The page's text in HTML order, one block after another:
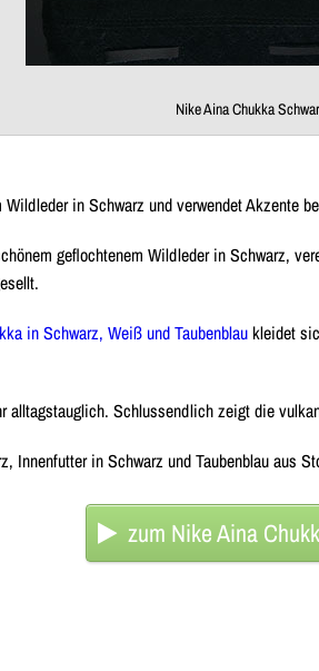
Nike Aina Chukka
in Schwarz und verwendet Akzente
geflochtenem Wildleder in Schwarz,
in Schwarz, Weiß und Taubenblau kleidet
alltagstauglich. Schlussendlich zeigt die
Innenfutter in Schwarz und Taubenblau aus
zum Nike Aina